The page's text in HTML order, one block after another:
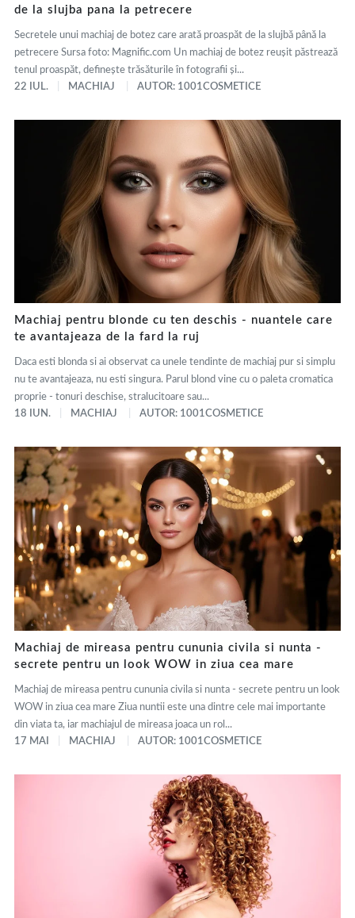
de la slujba pana la petrecere
Secretele unui machiaj de botez care arată proaspăt de la slujbă până la
petrecere Sursa foto: Magnific.com Un machiaj de botez reușit păstrează
tenul proaspăt, definește trăsăturile în fotografii și...
22 IUL.
MACHIAJ AUTOR: 1001COSMETICE
Machiaj pentru blonde cu ten deschis - nuantele care
te avantajeaza de la fard la ruj
Daca esti blonda si ai observat ca unele tendinte de machiaj pur si simplu
nu te avantajeaza, nu esti singura. Parul blond vine cu o paleta cromatica
proprie - tonuri deschise, stralucitoare sau...
18 IUN.
MACHIAJ AUTOR: 1001COSMETICE
Machiaj de mireasa pentru cununia civila si nunta -
secrete pentru un look WOW in ziua cea mare
Machiaj de mireasa pentru cununia civila si nunta - secrete pentru un look
WOW in ziua cea mare Ziua nuntii este una dintre cele mai importante
din viata ta, iar machiajul de mireasa joaca un rol...
17 MAI
MACHIAJ AUTOR: 1001COSMETICE